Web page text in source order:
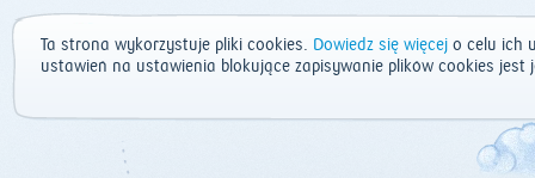
Ta strona wykorzystuje pliki cookies. Dowiedz się więcej o celu ich
ustawień na ustawienia blokujące zapisywanie plików cookies